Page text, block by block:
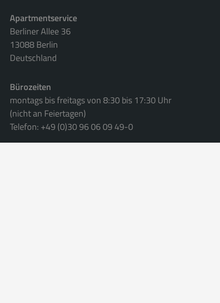
Apartmentservice
Berliner Allee 36
13088 Berlin
Deutschland
Bürozeiten
montags bis freitags von 8:30 bis 17:30 Uhr
(nicht an Feiertagen)
Telefon: +49 (0)30 96 06 09 49-0